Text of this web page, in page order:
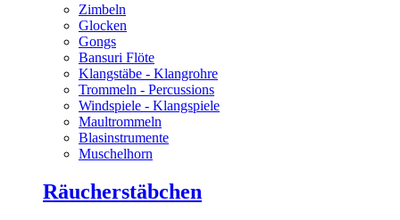
Zimbeln
Glocken
Gongs
Bansuri Flöte
Klangstäbe - Klangrohre
Trommeln - Percussions
Windspiele - Klangspiele
Maultrommeln
Blasinstrumente
Muschelhorn
Räucherstäbchen